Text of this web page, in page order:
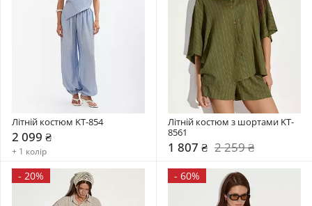
Літній костюм KT-854
2 099 ₴
+ 1 колір
Літній костюм з шортами KT-
8561
1 807 ₴ 2 259 ₴
- 20% - 60%